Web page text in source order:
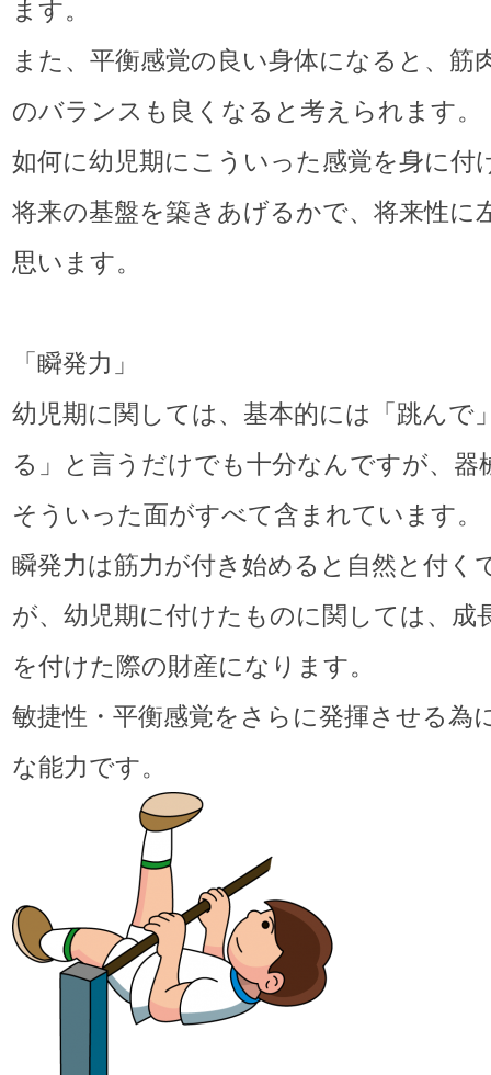
ます。
また、平衡感覚の良い身体になると、筋
のバランスも良くなると考えられます。
如何に幼児期にこういった感覚を身に付
将来の基盤を築きあげるかで、将来性に
思います。
「瞬発力」
幼児期に関しては、基本的には「跳んで
る」と言うだけでも十分なんですが、器
そういった面がすべて含まれています。
瞬発力は筋力が付き始めると自然と付く
が、幼児期に付けたものに関しては、成
を付けた際の財産になります。
敏捷性・平衡感覚をさらに発揮させる為
な能力です。